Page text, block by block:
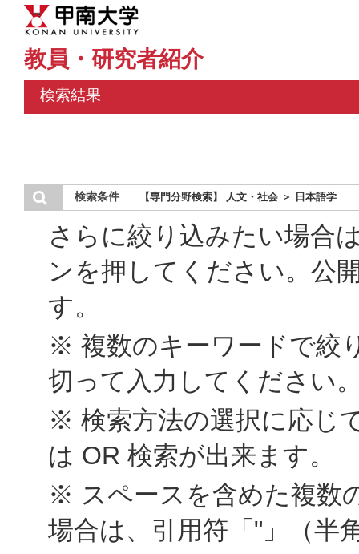
教員・研究者紹介
検索結果
検索条件 【専門分野検索】 人文・社会 ＞ 日本語学
さらに絞り込みたい場合
ンを押してください。公
す。
※ 複数のキーワードで絞
切って入力してください
※ 検索方法の選択に応じ
は OR 検索が出来ます。
※ スペースを含めた複数
場合は、引用符「"」（半